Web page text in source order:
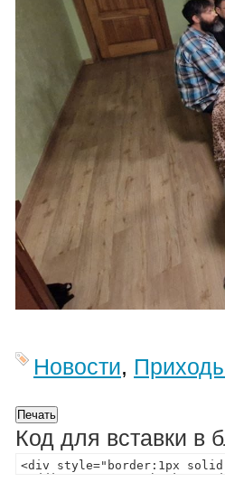
Новости,
Код для вставки в